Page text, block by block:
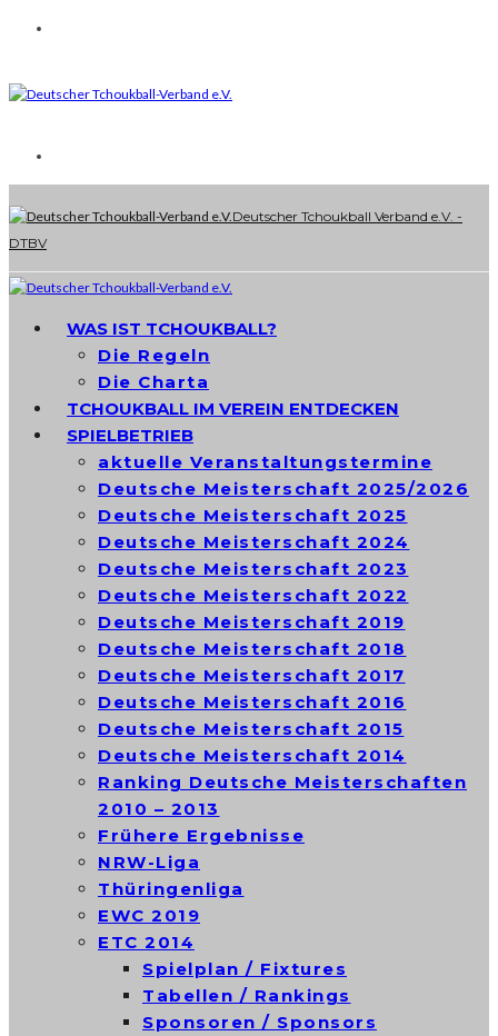
Deutscher Tchoukball Verband e.V. -
DTBV
WAS IST TCHOUKBALL?
Die Regeln
Die Charta
TCHOUKBALL IM VEREIN ENTDECKEN
SPIELBETRIEB
aktuelle Veranstaltungstermine
Deutsche Meisterschaft 2025/2026
Deutsche Meisterschaft 2025
Deutsche Meisterschaft 2024
Deutsche Meisterschaft 2023
Deutsche Meisterschaft 2022
Deutsche Meisterschaft 2019
Deutsche Meisterschaft 2018
Deutsche Meisterschaft 2017
Deutsche Meisterschaft 2016
Deutsche Meisterschaft 2015
Deutsche Meisterschaft 2014
Ranking Deutsche Meisterschaften
2010 – 2013
Frühere Ergebnisse
NRW-Liga
Thüringenliga
EWC 2019
ETC 2014
Spielplan / Fixtures
Tabellen / Rankings
Sponsoren / Sponsors